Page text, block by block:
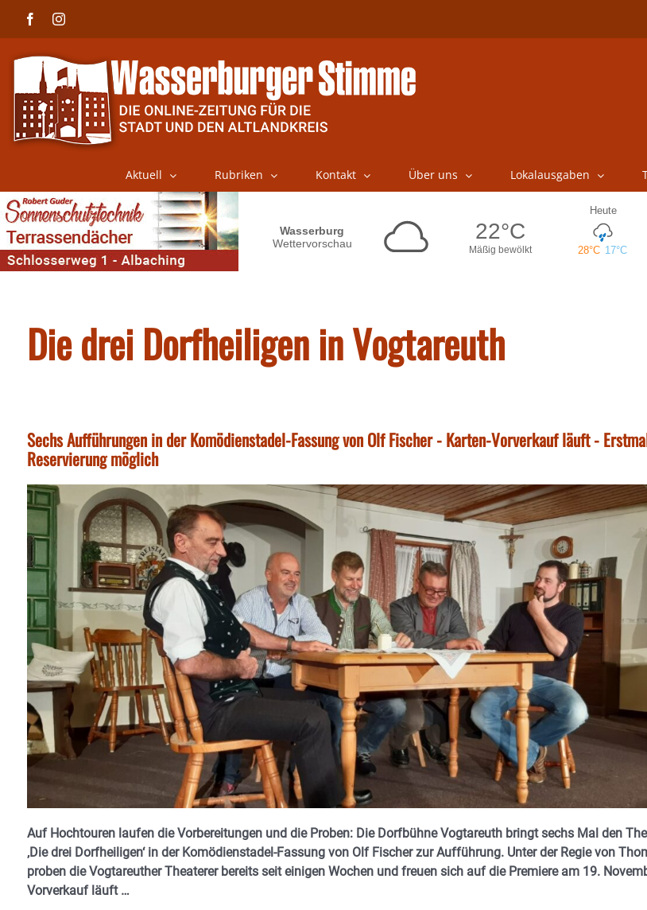
FacebookInstagram
Aktuell Rubriken Kontakt Über uns Lokalausgaben
Die drei Dorfheiligen in Vogtareuth
Sechs Aufführungen in der Komödienstadel-Fassung von Olf Fischer - Karten-Vorverkauf läuft -
Reservierung möglich
Auf Hochtouren laufen die Vorbereitungen und die Proben: Die Dorfbühne Vogtareuth bringt sechs Mal den
‚Die drei Dorfheiligen‘ in der Komödienstadel-Fassung von Olf Fischer zur Aufführung. Unter der Regie von
proben die Vogtareuther Theaterer bereits seit einigen Wochen und freuen sich auf die Premiere am 19.
Vorverkauf läuft …